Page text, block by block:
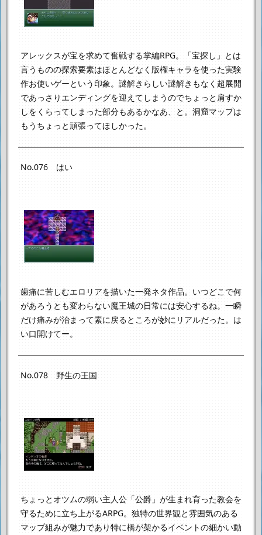
アレックスが宝を求めて奮戦する掌編RPG。
「宝探し」とは
言うものの探索要素はほとんどなく 版権キャラを使った実験
作お使いゲーという印象。 謎解きらしい謎解きもなく超展開
であっさりエンディングを迎えてしまうのでちょっと肩すか
しをくらってしまった部分もあるかなあ、と。 洞窟マップは
もうちょっと頑張ってほしかった。
No.076 はい
歯痛に苦しむエロリアを描いた一発ネタ作品。 いつどこで何
があろうとも変わらない魔王城の日常には安心するね。 一瞬
だけ痛みが治まって素に戻るところが妙にリアルだった。 は
い口開けてー。
No.078 野生の王国
ちょっとオツムの弱い主人公「公爵」が生まれ育った教会を
守るために立ち上がるARPG。 独特の世界観と雰囲気のある
マップ組みが魅力であり特に橋が架かるイベントの細かい動